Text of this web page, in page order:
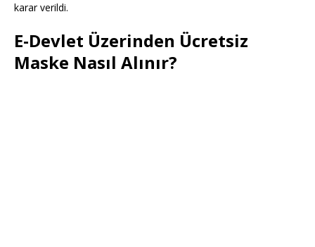
karar verildi.
E-Devlet Üzerinden Ücretsiz
Maske Nasıl Alınır?